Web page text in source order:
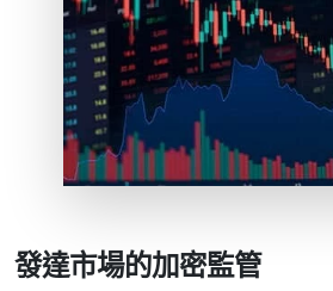
發達市場的加密監管